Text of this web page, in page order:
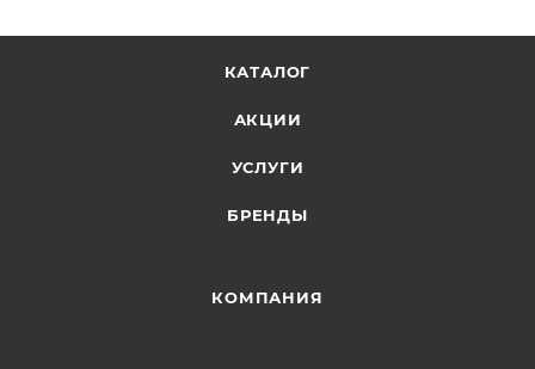
КАТАЛОГ
АКЦИИ
УСЛУГИ
БРЕНДЫ
КОМПАНИЯ